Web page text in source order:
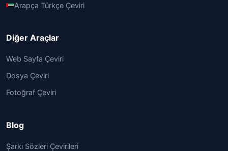
Arapça Türkçe Çeviri
Diğer Araçlar
Web Sayfa Çeviri
Dosya Çeviri
Fotoğraf Çeviri
Blog
Şarkı Sözleri Çevirileri